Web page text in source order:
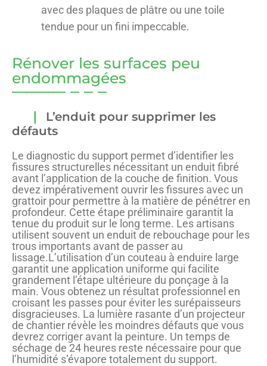
avec des plaques de plâtre ou une toile
tendue pour un fini impeccable.
Rénover les surfaces peu
endommagées
L’enduit pour supprimer les
défauts
Le diagnostic du support permet d’identifier les
fissures structurelles nécessitant un enduit fibré
avant l’application de la couche de finition. Vous
devez impérativement ouvrir les fissures avec un
grattoir pour permettre à la matière de pénétrer en
profondeur. Cette étape préliminaire garantit la
tenue du produit sur le long terme. Les artisans
utilisent souvent un enduit de rebouchage pour les
trous importants avant de passer au
lissage.L’utilisation d’un couteau à enduire large
garantit une application uniforme qui facilite
grandement l’étape ultérieure du ponçage à la
main. Vous obtenez un résultat professionnel en
croisant les passes pour éviter les surépaisseurs
disgracieuses. La lumière rasante d’un projecteur
de chantier révèle les moindres défauts que vous
devrez corriger avant la peinture. Un temps de
séchage de 24 heures reste nécessaire pour que
l’humidité s’évapore totalement du support.